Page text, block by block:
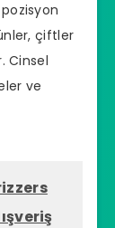
çiftler
Cinsel
ve